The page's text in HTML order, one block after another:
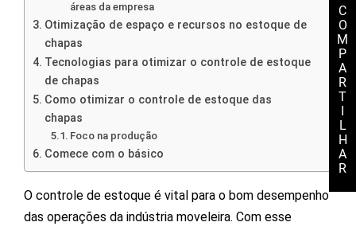
C
O
M
P
A
R
T
L
H
A
R
áreas da empresa
Otimização de espaço e recursos no estoque de
chapas
Tecnologias para otimizar o controle de estoque
de chapas
Como otimizar o controle de estoque das
chapas
Foco na produção
Comece com o básico
O controle de estoque é vital para o bom desempenho
das operações da indústria moveleira. Com esse